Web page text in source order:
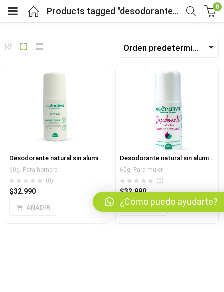
(Salud y bienestar)
(Mercado por tipo de dieta)
(Horarios y pedidos)
(Nosotros)
Products tagged "desodorante natural" 0
Orden predeterminado
Desodorante natural sin aluminio ni parabenos
60g. Para hombre
(0)
$32.990
AÑADIR
Desodorante natural sin aluminio ni parabenos dama
60g. Para mujer
(0)
$32.990
AÑADIR
¿Cómo puedo ayudarte?